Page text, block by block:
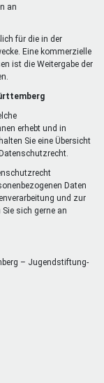
an
für die in der
Eine kommerzielle
ist die Weitergabe der
erhebt und in
Sie eine Übersicht
Daten
und zur
sich gerne an
– Jugendstiftung-